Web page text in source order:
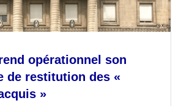
opérationnel son
de restitution des «
»